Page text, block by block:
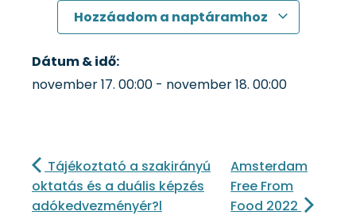
Hozzáadom a naptáramhoz
Dátum & idő:
november 17. 00:00 - november 18. 00:00
Tájékoztató a szakirányú
oktatás és a duális képzés
adókedvezményér?l
Amsterdam
Free From
Food 2022